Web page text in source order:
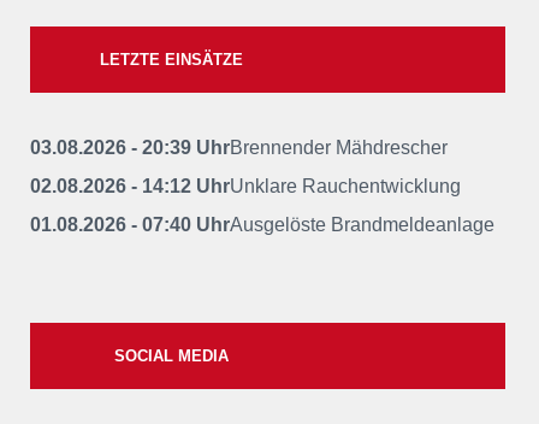
LETZTE EINSÄTZE
03.08.2026 - 20:39 UhrBrennender Mähdrescher
02.08.2026 - 14:12 UhrUnklare Rauchentwicklung
01.08.2026 - 07:40 UhrAusgelöste Brandmeldeanlage
SOCIAL MEDIA